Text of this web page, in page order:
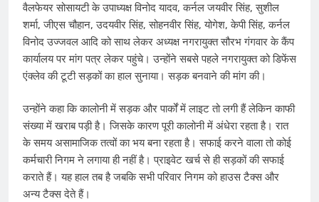
वैलफेयर सोसायटी के उपाध्यक्ष विनोद यादव, कर्नल जयवीर सिंह, सुशील
शर्मा, जीएस चौहान, उदयवीर सिंह, सोहनवीर सिंह, योगेश, केपी सिंह, कर्नल
विनोद उज्जवल आदि को साथ लेकर अध्यक्ष नगरायुक्त सौरभ गंगवार के कैंप
कार्यालय पर मांग पत्र लेकर पहुंचे। उन्होंने सबसे पहले नगरायुक्त को डिफेंस
एंक्लेव की टूटी सड़कों का हाल सुनाया। सड़क बनवाने की मांग की।
उन्होंने कहा कि कालोनी में सड़क और पार्कों में लाइट तो लगी हैं लेकिन काफी
संख्या में खराब पड़ी है। जिसके कारण पूरी कालोनी में अंधेरा रहता है। रात
के समय असामाजिक तत्वों का भय बना रहता है। सफाई करने वाला तो कोई
कर्मचारी निगम ने लगाया ही नहीं है। प्राइवेट खर्च से ही सड़कों की सफाई
कराते हैं। यह हाल तब है जबकि सभी परिवार निगम को हाउस टैक्स और
अन्य टैक्स देते हैं।